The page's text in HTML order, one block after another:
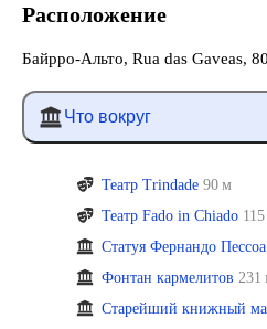
Расположение
Байрро-Альто, Rua das Gaveas,
Что вокруг
Театр Trindade 90 м
Театр Fado in Chiado
Статуя Фернандо Пессоа
Фонтан кармелитов 231
Старейший книжный